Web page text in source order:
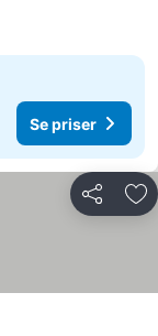
Se priser
Dela